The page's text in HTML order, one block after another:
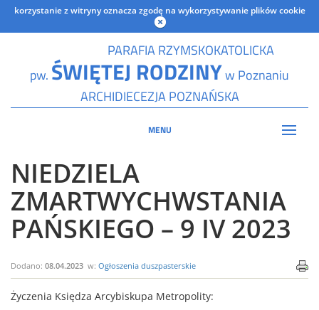
korzystanie z witryny oznacza zgodę na wykorzystywanie plików cookie
PARAFIA RZYMSKOKATOLICKA
pw. ŚWIĘTEJ RODZINYw Poznaniu
ARCHIDIECEZJA POZNAŃSKA
MENU
NIEDZIELA
ZMARTWYCHWSTANIA
PAŃSKIEGO – 9 IV 2023
Dodano: 08.04.2023 w: Ogłoszenia duszpasterskie
Życzenia Księdza Arcybiskupa Metropolity: